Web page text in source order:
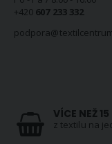
+420 607 233 332
VÍCE NEŽ
z textilu na